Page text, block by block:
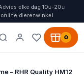
elke dag 10u-20u
dierenwinkel
0
– RHR Quality HM12